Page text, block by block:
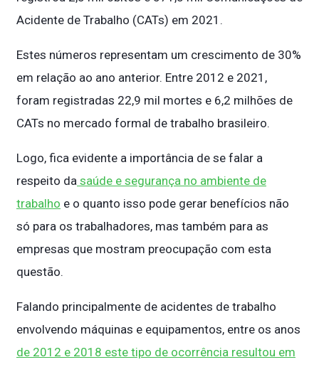
Acidente de Trabalho (CATs) em 2021.
Estes números representam um crescimento de 30%
em relação ao ano anterior. Entre 2012 e 2021,
foram registradas 22,9 mil mortes e 6,2 milhões de
CATs no mercado formal de trabalho brasileiro.
Logo, fica evidente a importância de se falar a
respeito da saúde e segurança no ambiente de
trabalho e o quanto isso pode gerar benefícios não
só para os trabalhadores, mas também para as
empresas que mostram preocupação com esta
questão.
Falando principalmente de acidentes de trabalho
envolvendo máquinas e equipamentos, entre os anos
de 2012 e 2018 este tipo de ocorrência resultou em